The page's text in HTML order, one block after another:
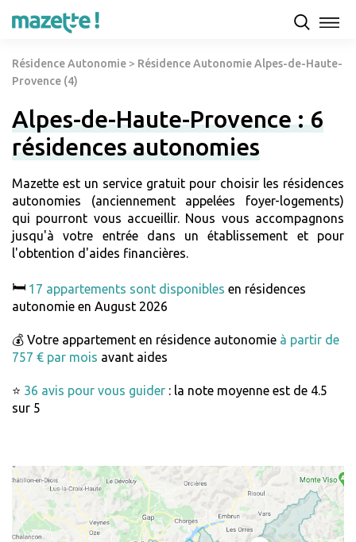
Résidence Autonomie > Résidence Autonomie Alpes-de-Haute-
Provence (4)
Alpes-de-Haute-Provence : 6
résidences autonomies
Mazette est un service gratuit pour choisir les résidences
autonomies (anciennement appelées foyer-logements)
qui pourront vous accueillir. Nous vous accompagnons
jusqu'à votre entrée dans un établissement et pour
l'obtention d'aides financières.
🛏️ 17 appartements sont disponibles en résidences
autonomie en August 2026
💰 Votre appartement en résidence autonomie à partir de
757 € par mois avant aides
⭐ 36 avis pour vous guider : la note moyenne est de 4.5
sur 5